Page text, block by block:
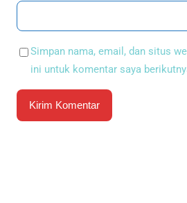
Simpan nama, email, dan situs
ini untuk komentar saya